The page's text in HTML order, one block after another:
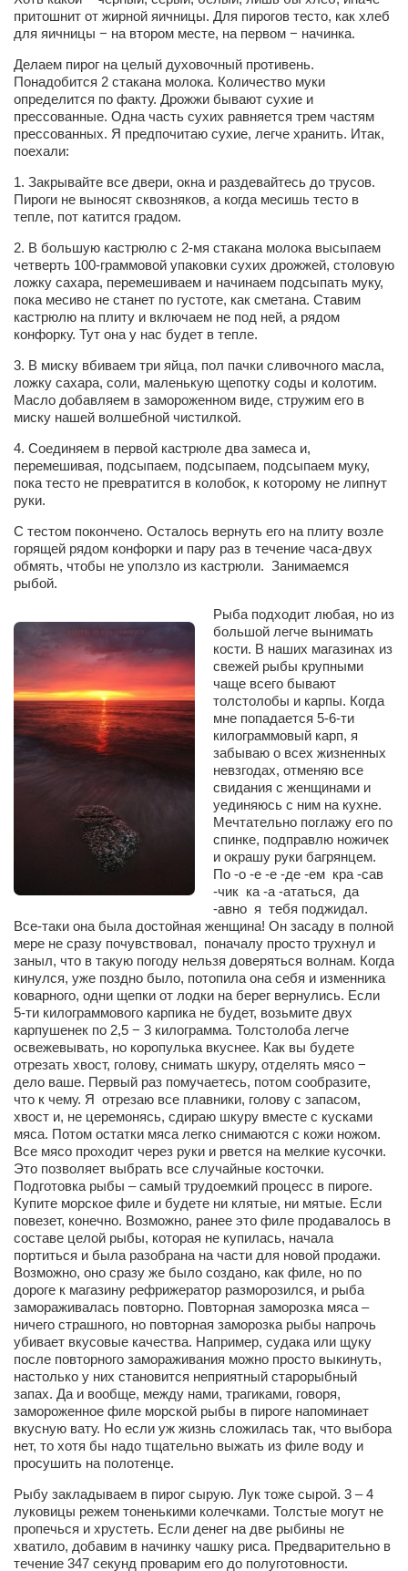
притошнит от жирной яичницы. Для пирогов тесто, как хлеб
для яичницы − на втором месте, на первом − начинка.
Делаем пирог на целый духовочный противень.
Понадобится 2 стакана молока. Количество муки
определится по факту. Дрожжи бывают сухие и
прессованные. Одна часть сухих равняется трем частям
прессованных. Я предпочитаю сухие, легче хранить. Итак,
поехали:
1. Закрывайте все двери, окна и раздевайтесь до трусов.
Пироги не выносят сквозняков, а когда месишь тесто в
тепле, пот катится градом.
2. В большую кастрюлю с 2-мя стакана молока высыпаем
четверть 100-граммовой упаковки сухих дрожжей, столовую
ложку сахара, перемешиваем и начинаем подсыпать муку,
пока месиво не станет по густоте, как сметана. Ставим
кастрюлю на плиту и включаем не под ней, а рядом
конфорку. Тут она у нас будет в тепле.
3. В миску вбиваем три яйца, пол пачки сливочного масла,
ложку сахара, соли, маленькую щепотку соды и колотим.
Масло добавляем в замороженном виде, стружим его в
миску нашей волшебной чистилкой.
4. Соединяем в первой кастрюле два замеса и,
перемешивая, подсыпаем, подсыпаем, подсыпаем муку,
пока тесто не превратится в колобок, к которому не липнут
руки.
С тестом покончено. Осталось вернуть его на плиту возле
горящей рядом конфорки и пару раз в течение часа-двух
обмять, чтобы не уползло из кастрюли. Занимаемся
рыбой.
Рыба подходит любая, но из
большой легче вынимать
кости. В наших магазинах из
свежей рыбы крупными
чаще всего бывают
толстолобы и карпы. Когда
мне попадается 5-6-ти
килограммовый карп, я
забываю о всех жизненных
невзгодах, отменяю все
свидания с женщинами и
уединяюсь с ним на кухне.
Мечтательно поглажу его по
спинке, подправлю ножичек
и окрашу руки багрянцем.
По -о -е -е -де -ем кра -сав
-чик ка -а -ататься, да
-авно я тебя поджидал.
Все-таки она была достойная женщина! Он засаду в полной
мере не сразу почувствовал, поначалу просто трухнул и
заныл, что в такую погоду нельзя доверяться волнам. Когда
кинулся, уже поздно было, потопила она себя и изменника
коварного, одни щепки от лодки на берег вернулись. Если
5-ти килограммового карпика не будет, возьмите двух
карпушенек по 2,5 − 3 килограмма. Толстолоба легче
освежевывать, но коропулька вкуснее. Как вы будете
отрезать хвост, голову, снимать шкуру, отделять мясо −
дело ваше. Первый раз помучаетесь, потом сообразите,
что к чему. Я отрезаю все плавники, голову с запасом,
хвост и, не церемонясь, сдираю шкуру вместе с кусками
мяса. Потом остатки мяса легко снимаются с кожи ножом.
Все мясо проходит через руки и рвется на мелкие кусочки.
Это позволяет выбрать все случайные косточки.
Подготовка рыбы – самый трудоемкий процесс в пироге.
Купите морское филе и будете ни клятые, ни мятые. Если
повезет, конечно. Возможно, ранее это филе продавалось в
составе целой рыбы, которая не купилась, начала
портиться и была разобрана на части для новой продажи.
Возможно, оно сразу же было создано, как филе, но по
дороге к магазину рефрижератор разморозился, и рыба
замораживалась повторно. Повторная заморозка мяса –
ничего страшного, но повторная заморозка рыбы напрочь
убивает вкусовые качества. Например, судака или щуку
после повторного замораживания можно просто выкинуть,
настолько у них становится неприятный старорыбный
запах. Да и вообще, между нами, трагиками, говоря,
замороженное филе морской рыбы в пироге напоминает
вкусную вату. Но если уж жизнь сложилась так, что выбора
нет, то хотя бы надо тщательно выжать из филе воду и
просушить на полотенце.
Рыбу закладываем в пирог сырую. Лук тоже сырой. 3 – 4
луковицы режем тоненькими колечками. Толстые могут не
пропечься и хрустеть. Если денег на две рыбины не
хватило, добавим в начинку чашку риса. Предварительно в
течение 347 секунд проварим его до полуготовности.